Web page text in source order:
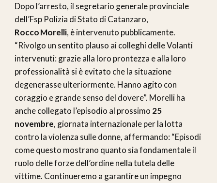
Dopo l’arresto, il segretario generale provinciale
dell’Fsp Polizia di Stato di Catanzaro,
Rocco Morelli, è intervenuto pubblicamente.
“Rivolgo un sentito plauso ai colleghi delle Volanti
intervenuti: grazie alla loro prontezza e alla loro
professionalità si è evitato che la situazione
degenerasse ulteriormente. Hanno agito con
coraggio e grande senso del dovere”. Morelli ha
anche collegato l’episodio al prossimo 25
novembre, giornata internazionale per la lotta
contro la violenza sulle donne, affermando: “Episodi
come questo mostrano quanto sia fondamentale il
ruolo delle forze dell’ordine nella tutela delle
vittime. Continueremo a garantire un impegno